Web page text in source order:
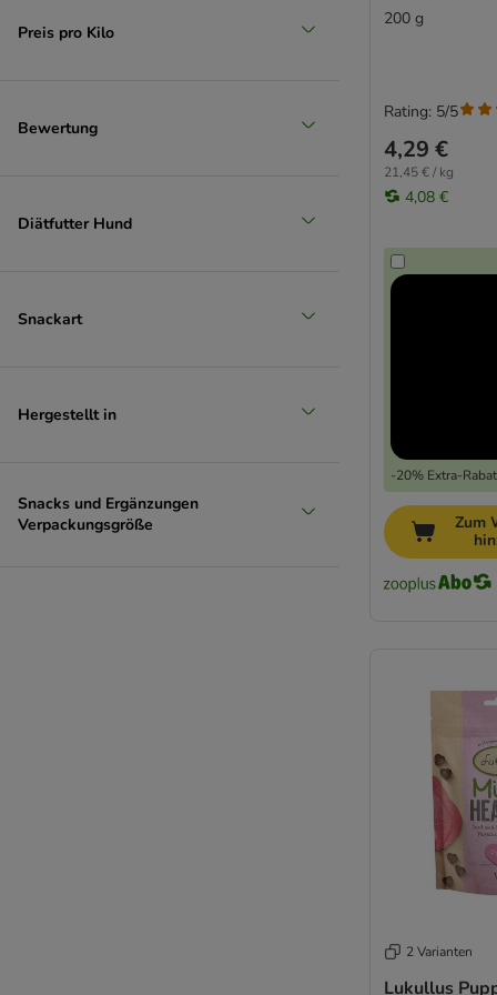
Preis pro Kilo
Bewertung
Diätfutter Hund
Snackart
Hergestellt in
Snacks und Ergänzungen
Verpackungsgröße
200 g
4,29 €
21,45 € / kg
4,08 €
-20% Extra-
Rating: 5/5
Zum
2 Varianten
Lukullus